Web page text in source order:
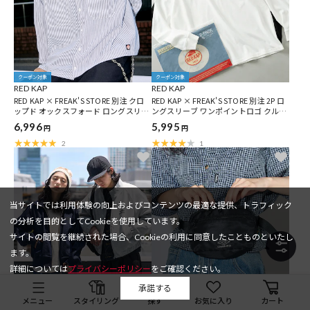
クーポン対象
RED KAP
RED KAP × FREAK'S STORE 別注 クロ
ップド オックスフォード ロングスリー
ブ ワークシャツ
6,996 円
2
クーポン対象
RED KAP
RED KAP × FREAK'S STORE 別注 2P ロ
ングスリーブ ワンポイントロゴ クルー
ネック ポケットTシャツ [2枚セット]
5,995 円
1
メニュー スタイリング 探す お気に入り カート
当サイトでは利用体験の向上およびコンテンツの最適な提供、トラフィック
の分析を目的としてCookieを使用しています。
サイトの閲覧を継続された場合、Cookieの利用に同意したことものといたし
ます。
詳細についてはプライバシーポリシーをご確認ください。
承諾する